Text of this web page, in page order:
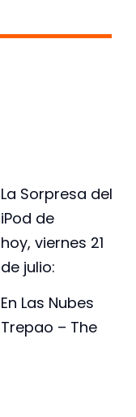
La Sorpresa del
iPod de
hoy, viernes 21
de julio:
En Las Nubes
Trepao – The